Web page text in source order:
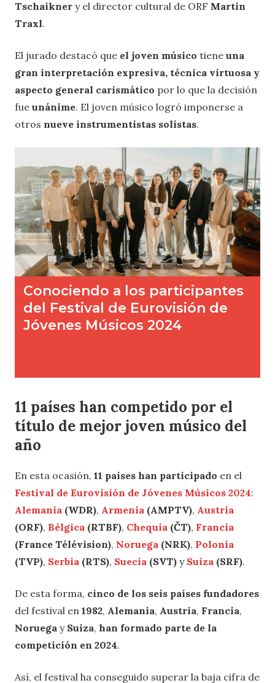
Tschaikner y el director cultural de ORF Martin
Traxl.
El jurado destacó que el joven músico tiene una
gran interpretación expresiva, técnica virtuosa y
aspecto general carismático por lo que la decisión
fue unánime. El joven músico logró imponerse a
otros nueve instrumentistas solistas.
11 países han competido por el
título de mejor joven músico del
año
En esta ocasión, 11 países han participado en el
Festival de Eurovisión de Jóvenes Músicos 2024:
Alemania (WDR), Armenia (AMPTV), Austria
(ORF), Bélgica (RTBF), Chequia (ČT), Francia
(France Télévision), Noruega (NRK), Polonia
(TVP), Serbia (RTS), Suecia (SVT) y Suiza (SRF).
De esta forma, cinco de los seis países fundadores
del festival en 1982, Alemania, Austria, Francia,
Noruega y Suiza, han formado parte de la
competición en 2024.
Así, el festival ha conseguido superar la baja cifra de